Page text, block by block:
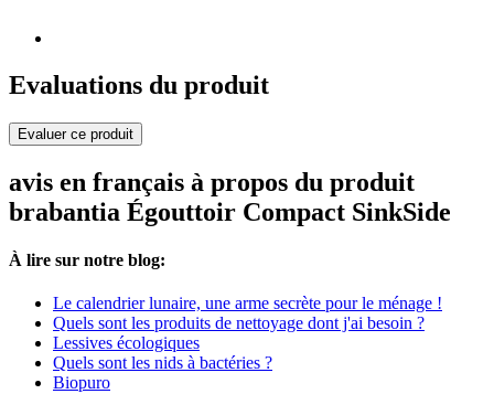
Evaluations du produit
Evaluer ce produit
avis en français à propos du produit
brabantia Égouttoir Compact SinkSide
À lire sur notre blog:
Le calendrier lunaire, une arme secrète pour le ménage !
Quels sont les produits de nettoyage dont j'ai besoin ?
Lessives écologiques
Quels sont les nids à bactéries ?
Biopuro